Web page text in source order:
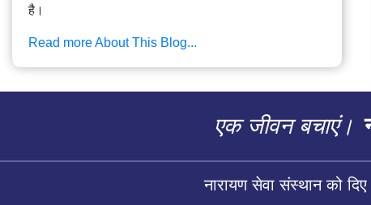
है।
Read more About This Blog...
एक जीवन बचाएं।
नारायण सेवा संस्थान को